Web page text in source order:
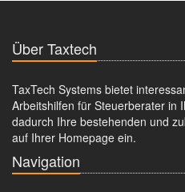
Über Taxtech
TaxTech Systems bietet
Arbeitshilfen für Steuerberater in
dadurch Ihre bestehenden und
auf Ihrer Homepage ein.
Navigation